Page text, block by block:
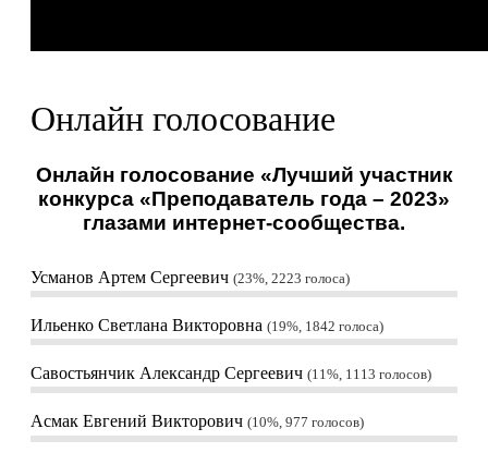
Онлайн голосование
Онлайн голосование «Лучший участник
конкурса «Преподаватель года – 2023»
глазами интернет-сообщества.
Усманов Артем Сергеевич 23%, 2223 голоса
Ильенко Светлана Викторовна 19%, 1842 голоса
Савостьянчик Александр Сергеевич 11%, 1113 голосов
Асмак Евгений Викторович 10%, 977 голосов